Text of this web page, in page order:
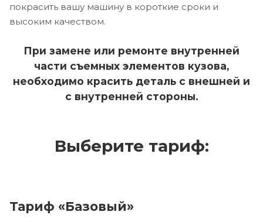
покрасить вашу машину в короткие сроки и
высоким качеством.
При замене или ремонте внутренней
части съемных элементов кузова,
необходимо красить деталь с внешней и
с внутренней стороны.
Выберите тариф:
Тариф «Базовый»